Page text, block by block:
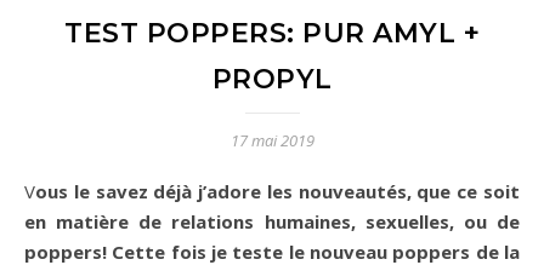
TEST POPPERS: PUR AMYL +
PROPYL
17 mai 2019
Vous le savez déjà j’adore les nouveautés, que ce soit
en matière de relations humaines, sexuelles, ou de
poppers! Cette fois je teste le nouveau poppers de la